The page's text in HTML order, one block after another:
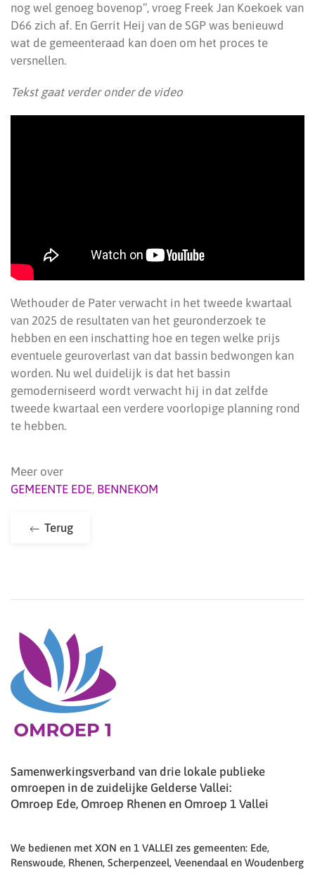
nog wel genoeg bovenop”, vroeg Freek Jan Koekoek van
D66 zich af. En Gerrit Heij van de SGP was benieuwd
wat de gemeenteraad kan doen om het proces te
versnellen.
Tekst gaat verder onder de video
Wethouder de Pater verwacht in het tweede kwartaal
van 2025 de resultaten van het geuronderzoek te
hebben en een inschatting hoe en tegen welke prijs
eventuele geuroverlast van dat bassin bedwongen kan
worden. Nu wel duidelijk is dat het bassin
gemoderniseerd wordt verwacht hij in dat zelfde
tweede kwartaal een verdere voorlopige planning rond
te hebben.
Meer over
GEMEENTE EDE, BENNEKOM
Terug
Samenwerkingsverband van drie lokale publieke
omroepen in de zuidelijke Gelderse Vallei:
Omroep Ede, Omroep Rhenen en Omroep 1 Vallei
We bedienen met XON en 1 VALLEI zes gemeenten: Ede,
Renswoude, Rhenen, Scherpenzeel, Veenendaal en Woudenberg